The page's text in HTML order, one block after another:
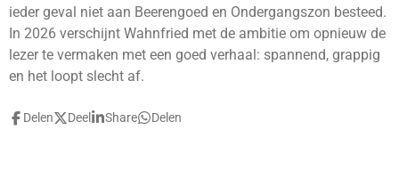
ieder geval niet aan Beerengoed en Ondergangszon besteed.
In 2026 verschijnt Wahnfried met de ambitie om opnieuw de
lezer te vermaken met een goed verhaal: spannend, grappig
en het loopt slecht af.
Delen Deel Share Delen